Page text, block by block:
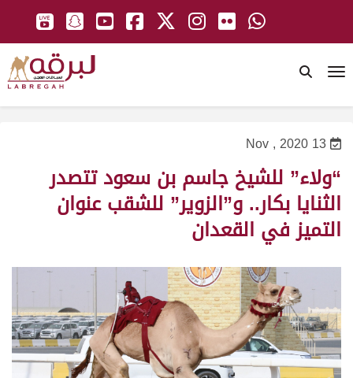
13 Nov , 2020
“ولاء” للشيخ جاسم بن سعود تتصدر
الثنايا بكار.. و”الزوير” للشقب عنوان
التميز في القعدان